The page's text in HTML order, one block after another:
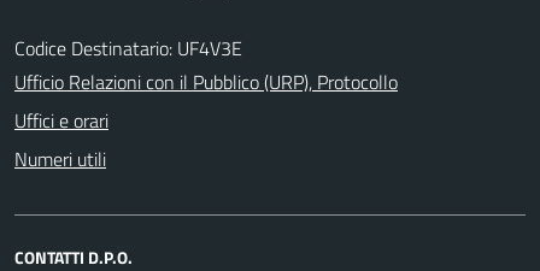
Codice Destinatario: UF4V3E
Ufficio Relazioni con il Pubblico (URP), Protocollo
Uffici e orari
Numeri utili
CONTATTI D.P.O.